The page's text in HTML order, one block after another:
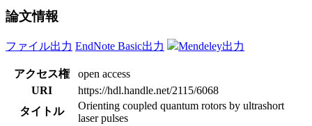
論文情報
ファイル出力 EndNote Basic出力 Mendeley出力
アクセス権
open access
URI
https://hdl.handle.net/2115/6068
タイトル
Orienting coupled quantum rotors by ultrashort
laser pulses